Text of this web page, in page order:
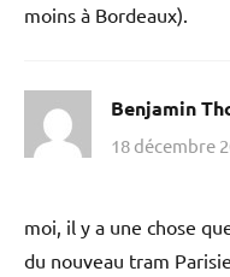
moins à Bordeaux).
Benjamin
18 décembre
moi, il y a une chose
du nouveau tram